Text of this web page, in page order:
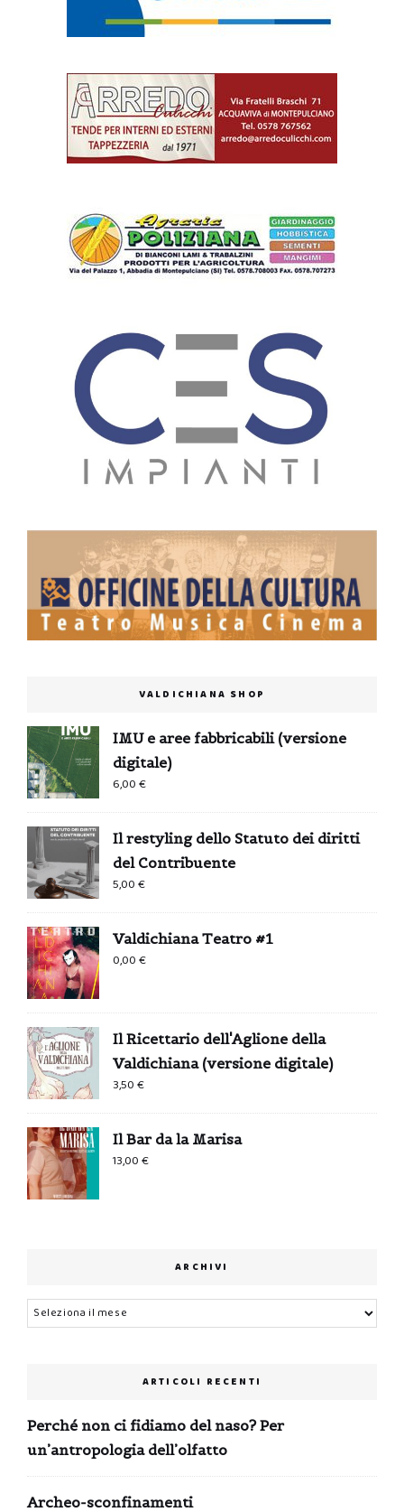
VALDICHIANA SHOP
IMU e aree fabbricabili (versione
digitale)
6,00€
Il restyling dello Statuto dei diritti
del Contribuente
5,00€
Valdichiana Teatro #1
0,00€
Il Ricettario dell'Aglione della
Valdichiana (versione digitale)
3,50€
Il Bar da la Marisa
13,00€
ARCHIVI
Archivi
ARTICOLI RECENTI
Perché non ci fidiamo del naso? Per
un’antropologia dell’olfatto
Archeo-sconfinamenti